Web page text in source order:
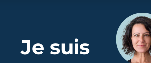
Je suis